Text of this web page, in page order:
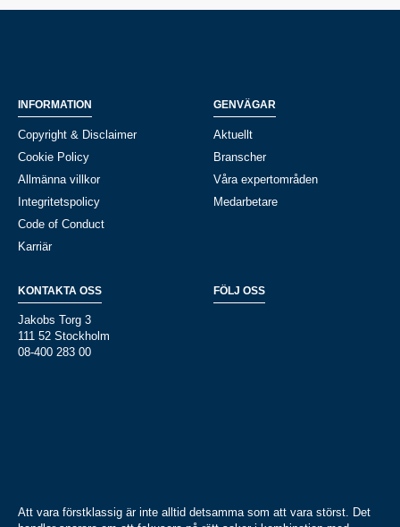
INFORMATION
Copyright & Disclaimer
Cookie Policy
Allmänna villkor
Integritetspolicy
Code of Conduct
Karriär
GENVÄGAR
Aktuellt
Branscher
Våra expertområden
Medarbetare
KONTAKTA OSS
Jakobs Torg 3
111 52 Stockholm
08-400 283 00
FÖLJ OSS
Att vara förstklassig är inte alltid detsamma som att vara störst. Det